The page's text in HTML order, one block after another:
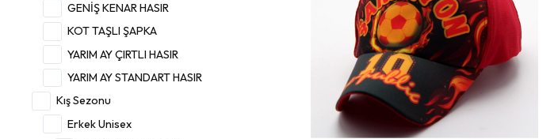
GENİŞ KENAR HASIR
KOT TAŞLI ŞAPKA
YARIM AY ÇIRTLI HASIR
YARIM AY STANDART HASIR
Kış Sezonu
Erkek Unisex